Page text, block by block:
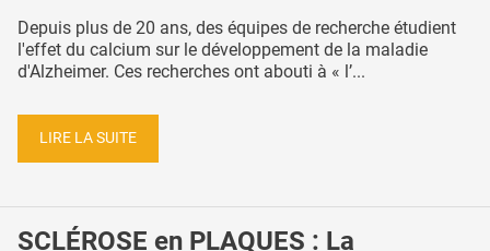
Depuis plus de 20 ans, des équipes de recherche étudient
l'effet du calcium sur le développement de la maladie
d'Alzheimer. Ces recherches ont abouti à « l’...
LIRE LA SUITE
SCLÉROSE en PLAQUES : La